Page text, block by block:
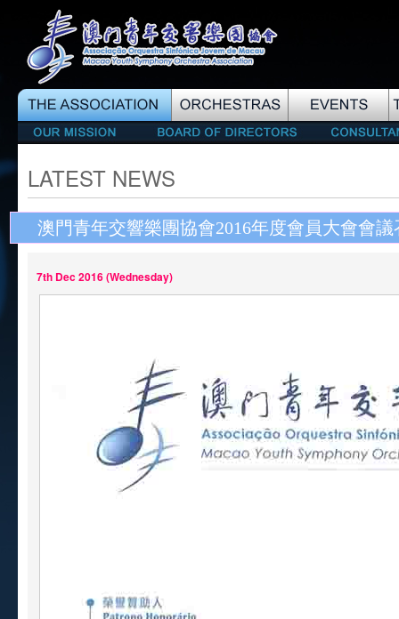
LATEST NEWS
澳門青年交響樂團協會2016年度會員大會會議
7th Dec 2016 (Wednesday)